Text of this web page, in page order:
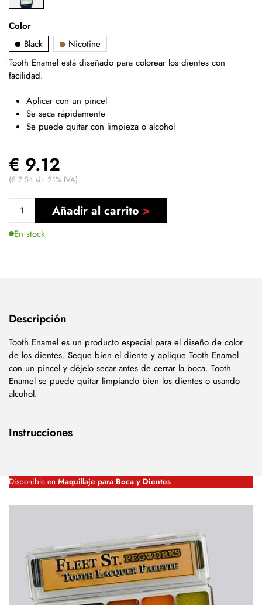
Color
Black
Nicotine
Tooth Enamel está diseñado para colorear los dientes con
facilidad.
Aplicar con un pincel
Se seca rápidamente
Se puede quitar con limpieza o alcohol
€ 9.12
(€ 7.54 sin 21% IVA)
Añadir al carrito
En stock
Descripción
Tooth Enamel es un producto especial para el diseño de color
de los dientes. Seque bien el diente y aplique Tooth Enamel
con un pincel y déjelo secar antes de cerrar la boca. Tooth
Enamel se puede quitar limpiando bien los dientes o usando
alcohol.
Instrucciones
Disponible en Maquillaje para Boca y Dientes